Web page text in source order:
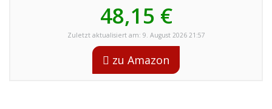
48,15 €
Zuletzt aktualisiert am: 9. August 2026 21:57
zu Amazon